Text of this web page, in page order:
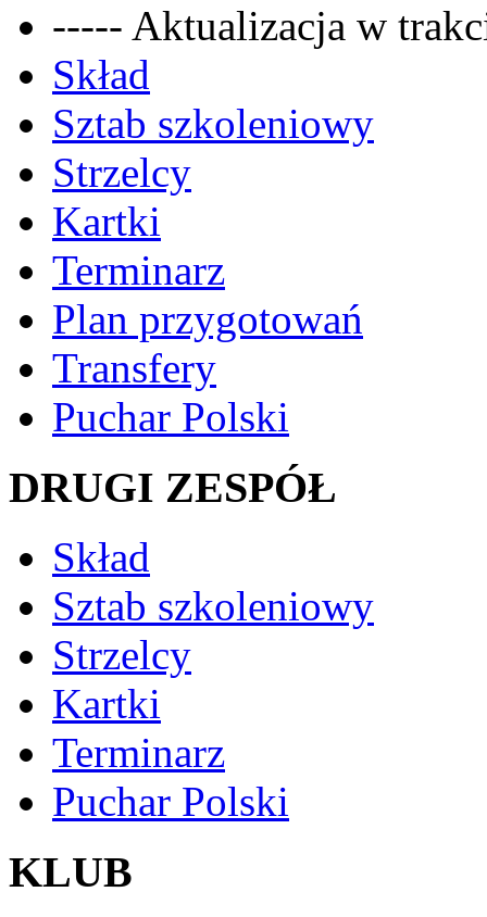
----- Aktualizacja w
Skład
Sztab szkoleniowy
Strzelcy
Kartki
Terminarz
Plan przygotowań
Transfery
Puchar Polski
DRUGI ZESPÓŁ
Skład
Sztab szkoleniowy
Strzelcy
Kartki
Terminarz
Puchar Polski
KLUB